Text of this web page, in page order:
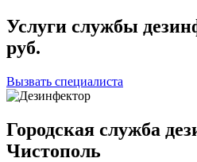
Услуги службы
руб.
Вызвать специалиста
Городская служба
Чистополь